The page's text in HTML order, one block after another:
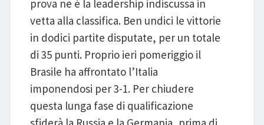
prova ne è la leadership indiscussa in
vetta alla classifica. Ben undici le vittorie
in dodici partite disputate, per un totale
di 35 punti. Proprio ieri pomeriggio il
Brasile ha affrontato l’Italia
imponendosi per 3-1. Per chiudere
questa lunga fase di qualificazione